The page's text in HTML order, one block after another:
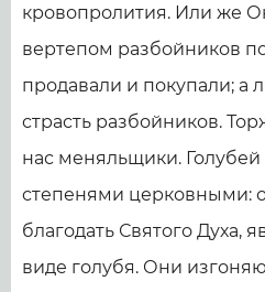
кровопролития. Или же
вертепом разбойников
продавали и покупали; а
страсть разбойников.
нас меняльщики.
степенями церковными:
благодать Святого Духа,
виде голубя. Они